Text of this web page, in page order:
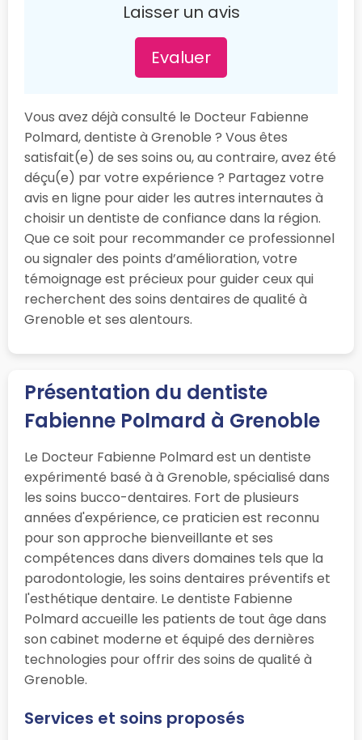
Laisser un avis
Evaluer
Vous avez déjà consulté le Docteur Fabienne
Polmard, dentiste à Grenoble ? Vous êtes
satisfait(e) de ses soins ou, au contraire, avez été
déçu(e) par votre expérience ? Partagez votre
avis en ligne pour aider les autres internautes à
choisir un dentiste de confiance dans la région.
Que ce soit pour recommander ce professionnel
ou signaler des points d’amélioration, votre
témoignage est précieux pour guider ceux qui
recherchent des soins dentaires de qualité à
Grenoble et ses alentours.
Présentation du dentiste
Fabienne Polmard à Grenoble
Le Docteur Fabienne Polmard est un dentiste
expérimenté basé à à Grenoble, spécialisé dans
les soins bucco-dentaires. Fort de plusieurs
années d'expérience, ce praticien est reconnu
pour son approche bienveillante et ses
compétences dans divers domaines tels que la
parodontologie, les soins dentaires préventifs et
l'esthétique dentaire. Le dentiste Fabienne
Polmard accueille les patients de tout âge dans
son cabinet moderne et équipé des dernières
technologies pour offrir des soins de qualité à
Grenoble.
Services et soins proposés